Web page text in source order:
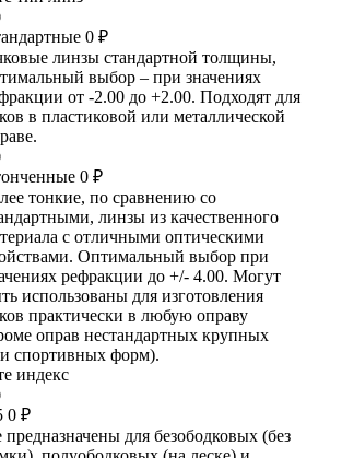
0 ₽
линзы стандартной толщины,
выбор – при значениях
от -2.00 до +2.00. Подходят для
в пластиковой или металлической
0 ₽
тонкие, по сравнению со
линзы из качественного
с отличными оптическими
Оптимальный выбор при
рефракции до +/- 4.00. Могут
использованы для изготовления
практически в любую оправу
оправ нестандартных крупных
спортивных форм).
индекс
0 ₽
для безободковых (без